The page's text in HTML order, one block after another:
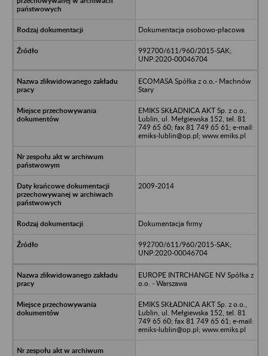
Dokumentacja osobowo-płacowa
992700/611/960/2015-SAK;
UNP:2020-00046704
ECOMASA Spółka z o.o.- Machnów
Stary
EMIKS SKŁADNICA AKT Sp. z o.o.,
Lublin, ul. Mełgiewska 152, tel. 81
749 65 60; fax 81 749 65 61; e-mail:
emiks-lublin@op.pl; www.emiks.pl
2009-2014
Dokumentacja firmy
992700/611/960/2015-SAK;
UNP:2020-00046704
EUROPE INTRCHANGE NV Spółka z
o.o. - Warszawa
EMIKS SKŁADNICA AKT Sp. z o.o.,
Lublin, ul. Mełgiewska 152, tel. 81
749 65 60; fax 81 749 65 61; e-mail:
emiks-lublin@op.pl; www.emiks.pl